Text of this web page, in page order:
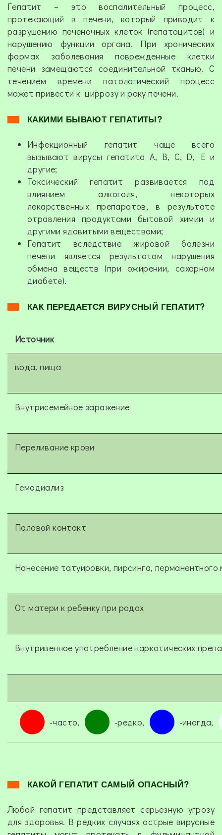
Гепатит – это воспалительный процесс,
протекающий в печени, который приводит к
разрушению печеночных клеток (гепатоцитов) и
нарушению функции органа. При хронических
формах заболевания поврежденные клетки
печени замещаются соединительной тканью. С
течением времени патологический процесс
может привести к циррозу и раку печени.
КАКИМИ БЫВАЮТ ГЕПАТИТЫ?
Инфекционный гепатит чаще всего
вызывают вирусы гепатита А, В, С, D, E и
другие;
Токсический гепатит развивается под
влиянием алкоголя, некоторых
лекарственных препаратов, в результате
отравления продуктами бытовой химии и
другими ядовитыми веществами;
Гепатит вследствие жировой болезни
печени является результатом нарушения
обмена веществ (при ожирении, сахарном
диабете).
КАК ПЕРЕДАЕТСЯ ВИРУСНЫЙ ГЕПАТИТ?
Источник
вода, пища
Внутрисемейное заражение
Переливание крови
Гемодиализ
Половой контакт
Нанесение татуировки, пирсинга,
От матери к ребенку при родах
Внутривенное употребление наркотических
-часто, -редко, -иногда,
КАКОЙ ГЕПАТИТ САМЫЙ ОПАСНЫЙ?
Любой гепатит представляет серьезную угрозу
для здоровья. В редких случаях острые вирусные